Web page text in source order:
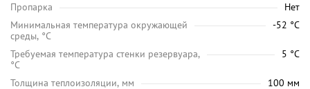
Пропарка
Нет
Минимальная температура окружающей
среды, °C
-52 °C
Требуемая температура стенки резервуара,
°C
5 °C
Толщина теплоизоляции, мм 100 мм